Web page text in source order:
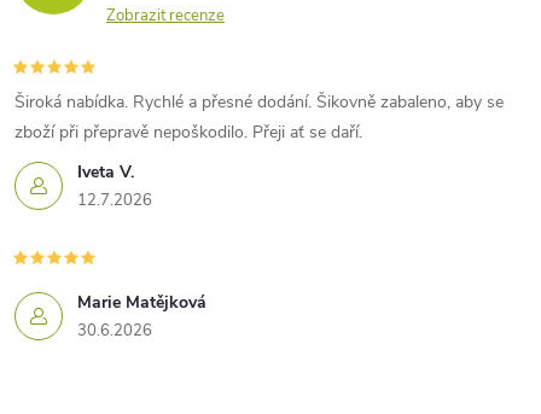
Zobrazit recenze
Iveta V.
12.7.2026
Široká nabídka. Rychlé a přesné dodání. Šikovně zabaleno, aby se
zboží při přepravě nepoškodilo. Přeji ať se daří.
Marie Matějková
30.6.2026